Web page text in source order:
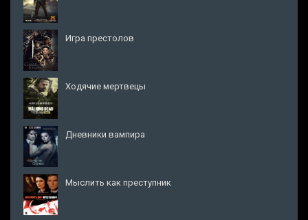
Игра престолов
Ходячие мертвецы
Дневники вампира
Мыслить как преступник